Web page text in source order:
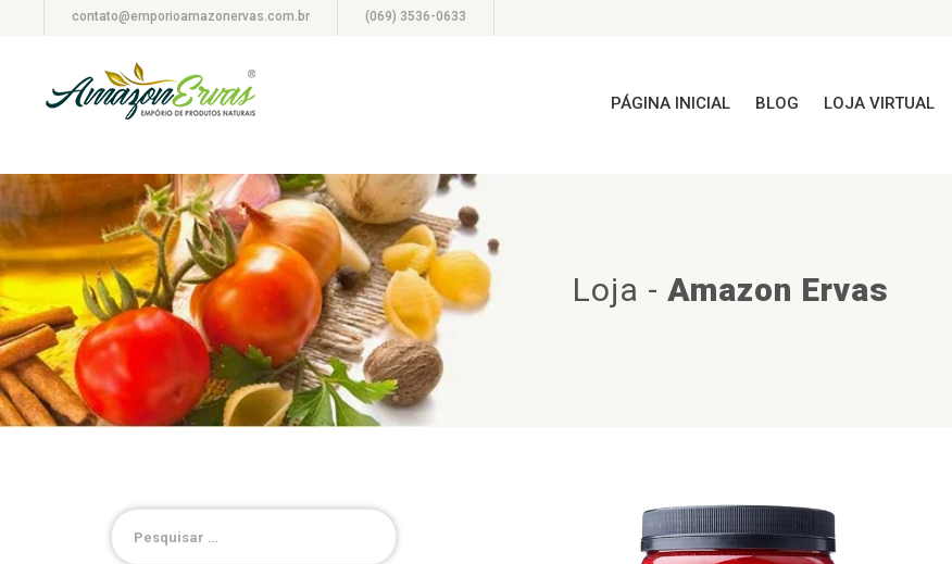
contato@emporioamazonervas.com.br (069) 3536-0633
PÁGINA INICIAL BLOG LOJA VIRTUAL
Loja - Amazon Ervas